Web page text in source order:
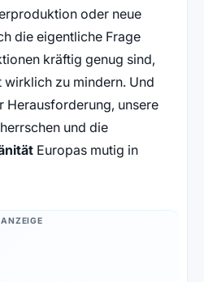
oder neue
die eigentliche Frage
kräftig genug sind,
zu mindern. Und
Herausforderung, unsere
und die
Europas mutig in
ANZEIGE